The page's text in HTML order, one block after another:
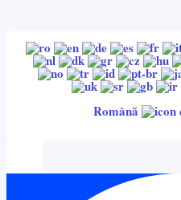
Română